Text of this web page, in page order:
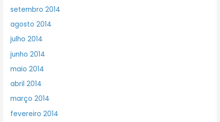
setembro 2014
agosto 2014
julho 2014
junho 2014
maio 2014
abril 2014
março 2014
fevereiro 2014